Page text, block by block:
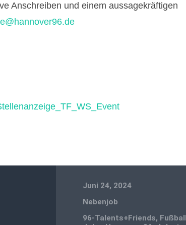
Anschreiben und einem aussagekräftigen
Juni 24, 2024
Nebenjob
96-Talents+Friends, Fußball